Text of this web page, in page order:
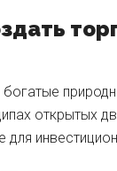
открытых